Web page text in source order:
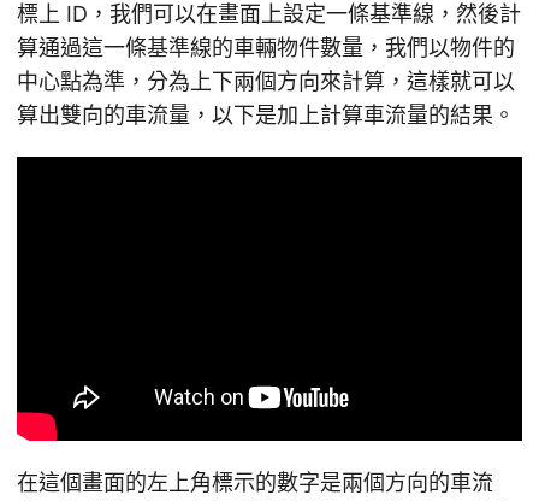
標上 ID，我們可以在畫面上設定一條基準線，然後計
算通過這一條基準線的車輛物件數量，我們以物件的
中心點為準，分為上下兩個方向來計算，這樣就可以
算出雙向的車流量，以下是加上計算車流量的結果。
在這個畫面的左上角標示的數字是兩個方向的車流